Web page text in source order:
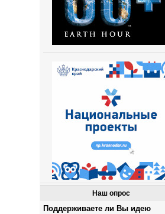
Наш опрос
Поддерживаете ли Вы идею